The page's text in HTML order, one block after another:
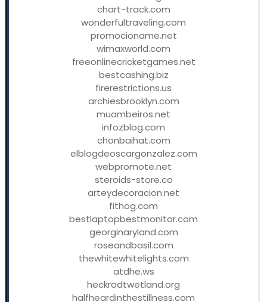
chart-track.com
wonderfultraveling.com
promocioname.net
wimaxworld.com
freeonlinecricketgames.net
bestcashing.biz
firerestrictions.us
archiesbrooklyn.com
muambeiros.net
infozblog.com
chonbaihat.com
elblogdeoscargonzalez.com
webpromote.net
steroids-store.co
arteydecoracion.net
fithog.com
bestlaptopbestmonitor.com
georginaryland.com
roseandbasil.com
thewhitewhitelights.com
atdhe.ws
heckrodtwetland.org
halfheardinthestillness.com